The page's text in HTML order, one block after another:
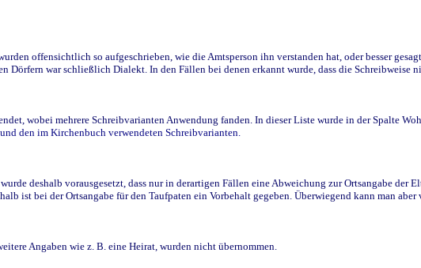
offensichtlich so aufgeschrieben, wie die Amtsperson ihn verstanden hat, oder besser
Dörfern war schließlich Dialekt. In den Fällen bei denen erkannt wurde, dass die Schreibweise
wobei mehrere Schreibvarianten Anwendung fanden. In dieser Liste wurde in der Spalte
den im Kirchenbuch verwendeten Schreibvarianten.
deshalb vorausgesetzt, dass nur in derartigen Fällen eine Abweichung zur Ortsangabe der
ist bei der Ortsangabe für den Taufpaten ein Vorbehalt gegeben. Überwiegend kann man aber
Angaben wie z. B. eine Heirat, wurden nicht übernommen.